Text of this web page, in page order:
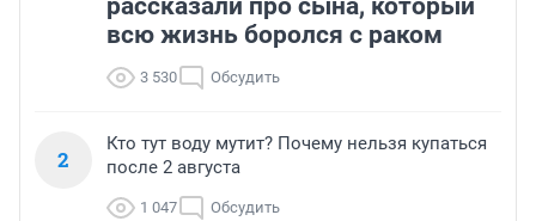
рассказали про сына, который
всю жизнь боролся с раком
3 530 Обсудить
2
Кто тут воду мутит? Почему нельзя купаться
после 2 августа
1 047 Обсудить